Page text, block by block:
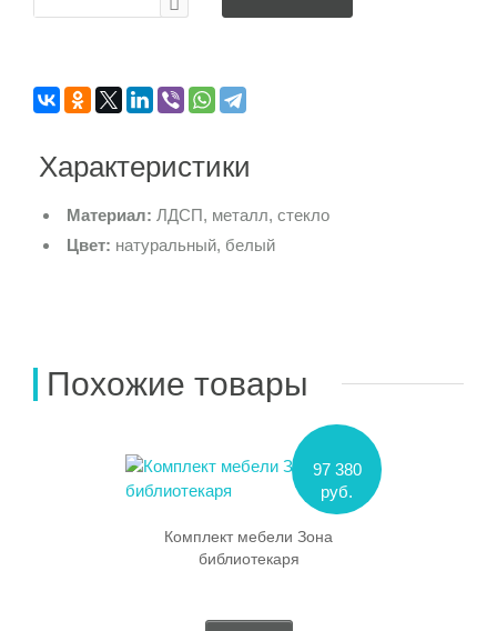
Характеристики
Материал: ЛДСП, металл, стекло
Цвет: натуральный, белый
Похожие товары
97 380
руб.
Комплект мебели Зона
библиотекаря